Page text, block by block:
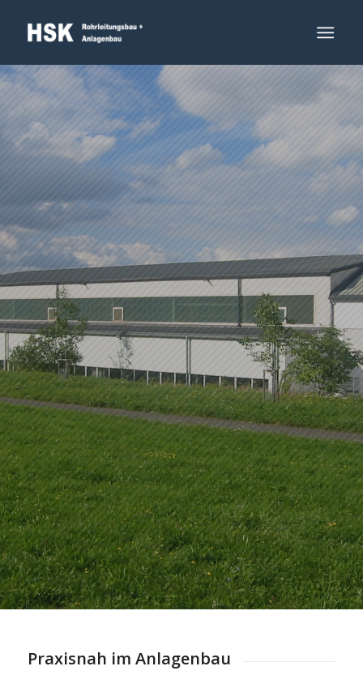
Praxisnah im Anlagenbau